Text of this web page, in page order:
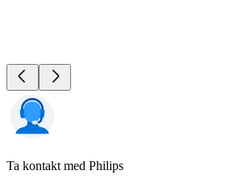
Ta kontakt med Philips